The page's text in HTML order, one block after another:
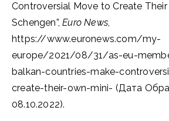
Controversial Move to Create
Schengen”,Euro News,
https://www.euronews.com/my-
europe/2021/08/31/as-eu-
balkan-countries-make-
create-their-own-mini- (Дата
08.10.2022).